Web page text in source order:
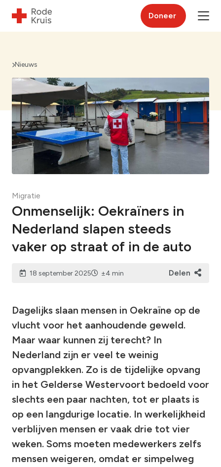
Doneer
Nieuws
Migratie
Onmenselijk: Oekraïners in
Nederland slapen steeds
vaker op straat of in de auto
18 september 2025 ±4 min Delen
Dagelijks slaan mensen in Oekraïne op de
vlucht voor het aanhoudende geweld.
Maar waar kunnen zij terecht? In
Nederland zijn er veel te weinig
opvangplekken. Zo is de tijdelijke opvang
in het Gelderse Westervoort bedoeld voor
slechts een paar nachten, tot er plaats is
op een langdurige locatie. In werkelijkheid
verblijven mensen er vaak drie tot vier
weken. Soms moeten medewerkers zelfs
mensen weigeren, omdat er simpelweg